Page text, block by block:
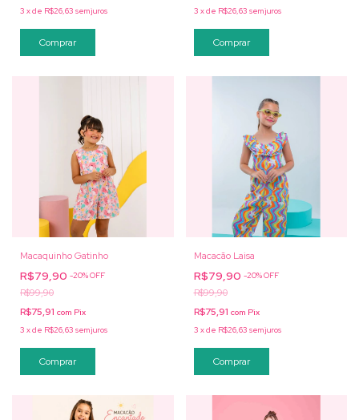
3 xde R$26,63 sem juros
Comprar
3 xde R$26,63 sem juros
Comprar
Macaquinho Gatinho
R$79,90 -20%OFF
R$99,90
R$75,91 com Pix
3 xde R$26,63 sem juros
Comprar
Macacão Laisa
R$79,90 -20%OFF
R$99,90
R$75,91 com Pix
3 xde R$26,63 sem juros
Comprar